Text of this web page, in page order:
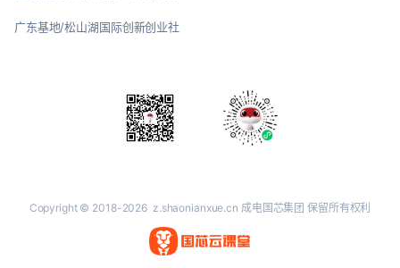
广东基地/松山湖国际创新创业社
Copyright © 2018-2026 z.shaonianxue.cn 成电国芯集团 保留所有权利